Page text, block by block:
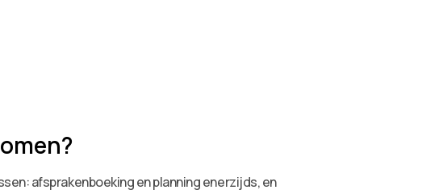
afsprakenboeking en planning enerzijds, en